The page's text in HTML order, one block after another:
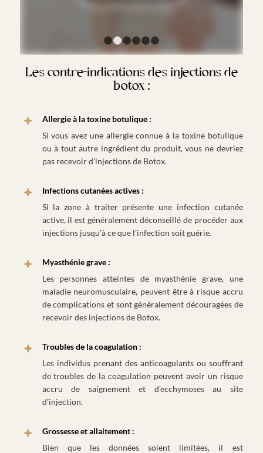
2
Les contre-indications des injections de
botox :
Allergie à la toxine botulique :
Si vous avez une allergie connue à la toxine botulique
ou à tout autre ingrédient du produit, vous ne devriez
pas recevoir d’injections de Botox.
Infections cutanées actives :
Si la zone à traiter présente une infection cutanée
active, il est généralement déconseillé de procéder aux
injections jusqu’à ce que l’infection soit guérie.
Myasthénie grave :
Les personnes atteintes de myasthénie grave, une
maladie neuromusculaire, peuvent être à risque accru
de complications et sont généralement découragées de
recevoir des injections de Botox.
Troubles de la coagulation :
Les individus prenant des anticoagulants ou souffrant
de troubles de la coagulation peuvent avoir un risque
accru de saignement et d’ecchymoses au site
d’injection.
Grossesse et allaitement :
Bien que les données soient limitées, il est